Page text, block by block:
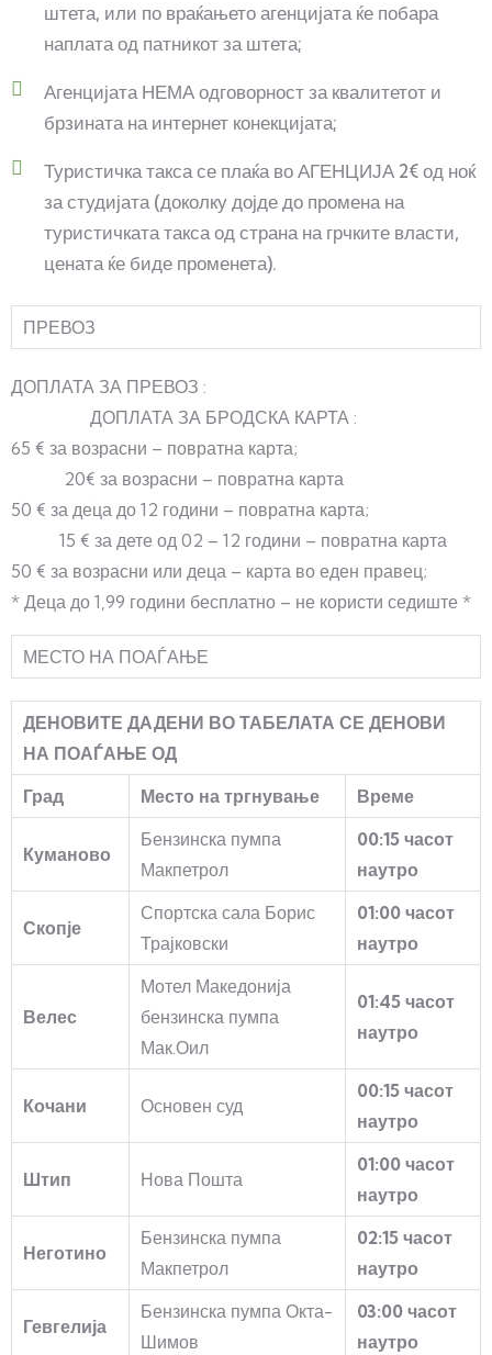
штета, или по враќањето агенцијата ќе побара
наплата од патникот за штета;
Агенцијата НЕМА одговорност за квалитетот и
брзината на интернет конекцијата;
Туристичка такса се плаќа во АГЕНЦИЈА 2€ од ноќ
за студијата (доколку дојде до промена на
туристичката такса од страна на грчките власти,
цената ќе биде променета).
ПРЕВОЗ
ДОПЛАТА ЗА ПРЕВОЗ :
ДОПЛАТА ЗА БРОДСКА КАРТА :
65 € за возрасни – повратна карта;
20€ за возрасни – повратна карта
50 € за деца до 12 години – повратна карта;
15 € за дете од 02 – 12 години – повратна карта
50 € за возрасни или деца – карта во еден правец;
* Деца до 1,99 години бесплатно – не користи седиште *
МЕСТО НА ПОАЃАЊЕ
ДЕНОВИТЕ ДАДЕНИ ВО ТАБЕЛАТА СЕ ДЕНОВИ
НА ПОАЃАЊЕ ОД
Град
Место на тргнување Време
Куманово
Бензинска пумпа
Макпетрол
00:15 часот
наутро
Скопје
Спортска сала Борис
Трајковски
01:00 часот
наутро
Велес
Мотел Македонија
бензинска пумпа
Мак.Оил
01:45 часот
наутро
Кочани Основен суд
00:15 часот
наутро
Штип Нова Пошта
01:00 часот
наутро
Неготино
Бензинска пумпа
Макпетрол
02:15 часот
наутро
Гевгелија
Бензинска пумпа Окта-
Шимов
03:00 часот
наутро